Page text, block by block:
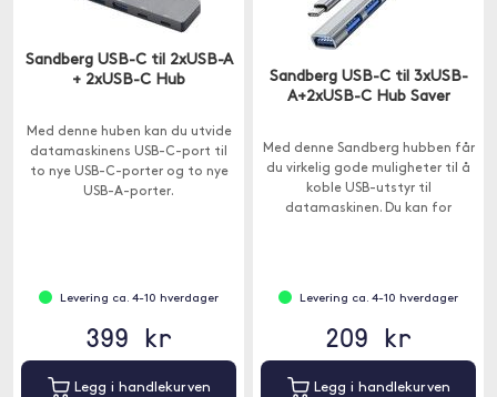
Sandberg USB-C til 2xUSB-A
+ 2xUSB-C Hub
Med denne huben kan du utvide
datamaskinens USB-C-port til
to nye USB-C-porter og to nye
USB-A-porter.
Levering ca. 4-10 hverdager
399 kr
Legg i handlekurven
Sandberg USB-C til 3xUSB-
A+2xUSB-C Hub Saver
Med denne Sandberg hubben får
du virkelig gode muligheter til å
koble USB-utstyr til
datamaskinen. Du kan for
Levering ca. 4-10 hverdager
209 kr
Legg i handlekurven